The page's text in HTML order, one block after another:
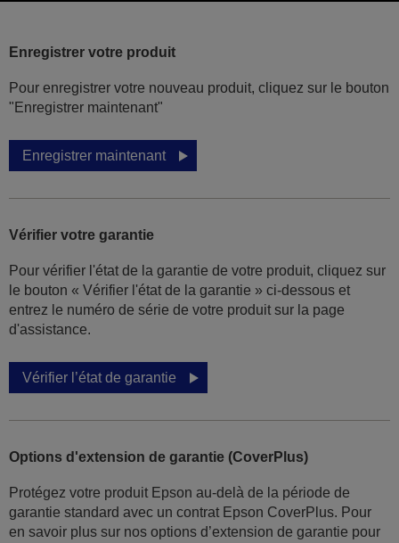
Enregistrer votre produit
Pour enregistrer votre nouveau produit, cliquez sur le bouton
"Enregistrer maintenant"
Enregistrer maintenant
Vérifier votre garantie
Pour vérifier l'état de la garantie de votre produit, cliquez sur
le bouton « Vérifier l'état de la garantie » ci-dessous et
entrez le numéro de série de votre produit sur la page
d'assistance.
Vérifier l’état de garantie
Options d'extension de garantie (CoverPlus)
Protégez votre produit Epson au-delà de la période de
garantie standard avec un contrat Epson CoverPlus. Pour
en savoir plus sur nos options d’extension de garantie pour